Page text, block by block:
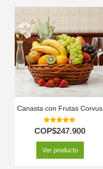
Canasta con Frutas Corvus
5.00out of 5
COP$247.900
Ver producto